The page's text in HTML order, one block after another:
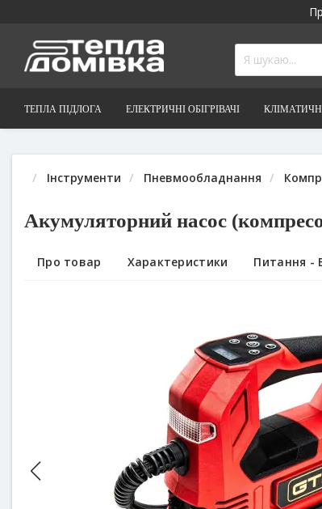
ТЕПЛА ПІДЛОГА ЕЛЕКТРИЧНІ ОБІГРІВАЧІ
Інструменти Пневмообладнання
Акумуляторний насос
Про товар Характеристики Питання -